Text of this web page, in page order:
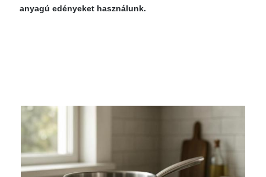
anyagú edényeket használunk.